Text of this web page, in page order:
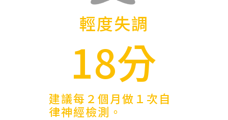
輕度失調
18分
建議每２個月做１次自
律神經檢測。